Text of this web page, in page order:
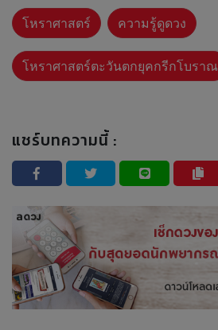
โหราศาสตร์ ความรู้ดูดวง
โหราศาสตร์ตะวันตกยุคกรีกโบราณ
แชร์บทความนี้ :